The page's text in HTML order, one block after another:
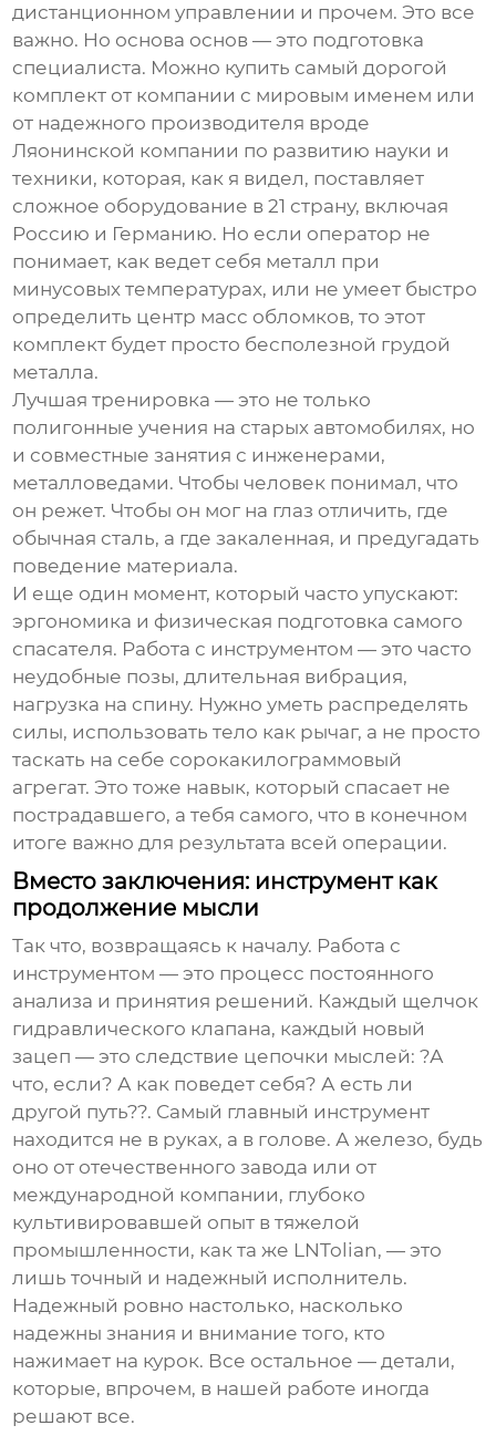
дистанционном управлении и прочем. Это все
важно. Но основа основ — это подготовка
специалиста. Можно купить самый дорогой
комплект от компании с мировым именем или
от надежного производителя вроде
Ляонинской компании по развитию науки и
техники, которая, как я видел, поставляет
сложное оборудование в 21 страну, включая
Россию и Германию. Но если оператор не
понимает, как ведет себя металл при
минусовых температурах, или не умеет быстро
определить центр масс обломков, то этот
комплект будет просто бесполезной грудой
металла.
Лучшая тренировка — это не только
полигонные учения на старых автомобилях, но
и совместные занятия с инженерами,
металловедами. Чтобы человек понимал, что
он режет. Чтобы он мог на глаз отличить, где
обычная сталь, а где закаленная, и предугадать
поведение материала.
И еще один момент, который часто упускают:
эргономика и физическая подготовка самого
спасателя. Работа с инструментом — это часто
неудобные позы, длительная вибрация,
нагрузка на спину. Нужно уметь распределять
силы, использовать тело как рычаг, а не просто
таскать на себе сорокакилограммовый
агрегат. Это тоже навык, который спасает не
пострадавшего, а тебя самого, что в конечном
итоге важно для результата всей операции.
Вместо заключения: инструмент как
продолжение мысли
Так что, возвращаясь к началу. Работа с
инструментом — это процесс постоянного
анализа и принятия решений. Каждый щелчок
гидравлического клапана, каждый новый
зацеп — это следствие цепочки мыслей: ?А
что, если? А как поведет себя? А есть ли
другой путь??. Самый главный инструмент
находится не в руках, а в голове. А железо, будь
оно от отечественного завода или от
международной компании, глубоко
культивировавшей опыт в тяжелой
промышленности, как та же LNTolian, — это
лишь точный и надежный исполнитель.
Надежный ровно настолько, насколько
надежны знания и внимание того, кто
нажимает на курок. Все остальное — детали,
которые, впрочем, в нашей работе иногда
решают все.